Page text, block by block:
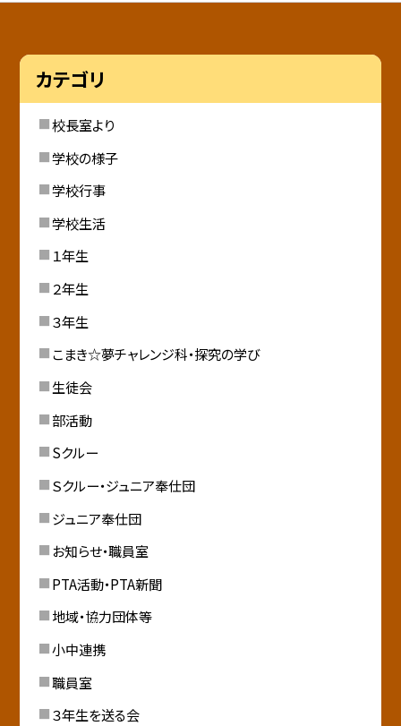
カテゴリ
校長室より
学校の様子
学校行事
学校生活
１年生
２年生
３年生
こまき☆夢チャレンジ科・探究の学び
生徒会
部活動
Sクルー
Ｓクルー・ジュニア奉仕団
ジュニア奉仕団
お知らせ・職員室
PTA活動・PTA新聞
地域・協力団体等
小中連携
職員室
３年生を送る会